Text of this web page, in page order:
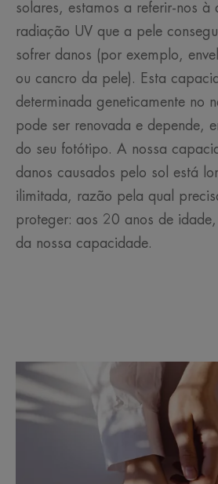
solares, estamos a referir-nos à
radiação UV que a pele
sofrer danos (por exemplo,
ou cancro da pele). Esta
determinada geneticamente no
pode ser renovada e depende,
do seu fotótipo. A nossa
danos causados pelo sol está
ilimitada, razão pela qual
proteger: aos 20 anos de
da nossa capacidade.